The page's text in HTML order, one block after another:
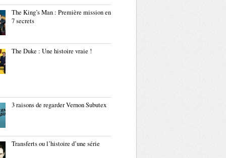
The King’s Man : Première mission en
7 secrets
The Duke : Une histoire vraie !
3 raisons de regarder Vernon Subutex
Transferts ou l’histoire d’une série